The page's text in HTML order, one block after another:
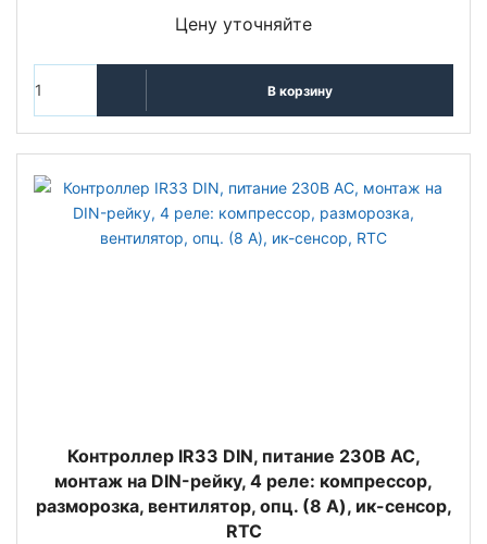
Цену уточняйте
В корзину
Контроллер IR33 DIN, питание 230В АС,
монтаж на DIN-рейку, 4 реле: компрессор,
разморозка, вентилятор, опц. (8 A), ик-сенсор,
RTC